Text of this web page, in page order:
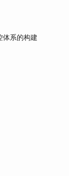
体系的构建